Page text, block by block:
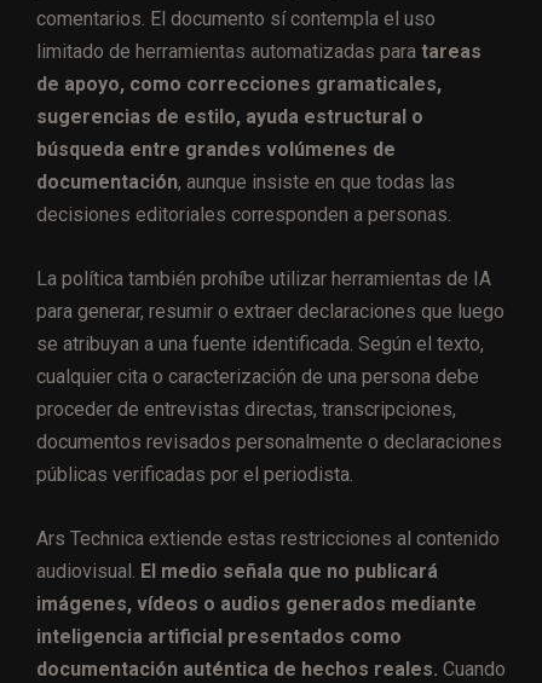
comentarios. El documento sí contempla el uso
limitado de herramientas automatizadas para tareas
de apoyo, como correcciones gramaticales,
sugerencias de estilo, ayuda estructural o
búsqueda entre grandes volúmenes de
documentación, aunque insiste en que todas las
decisiones editoriales corresponden a personas.
La política también prohíbe utilizar herramientas de IA
para generar, resumir o extraer declaraciones que luego
se atribuyan a una fuente identificada. Según el texto,
cualquier cita o caracterización de una persona debe
proceder de entrevistas directas, transcripciones,
documentos revisados personalmente o declaraciones
públicas verificadas por el periodista.
Ars Technica extiende estas restricciones al contenido
audiovisual. El medio señala que no publicará
imágenes, vídeos o audios generados mediante
inteligencia artificial presentados como
documentación auténtica de hechos reales. Cuando